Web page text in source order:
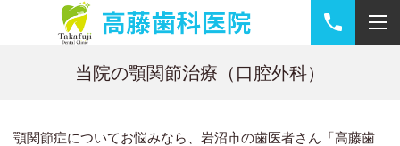
当院の顎関節治療（口腔外科）
顎関節症についてお悩みなら、岩沼市の歯医者さん「高藤歯